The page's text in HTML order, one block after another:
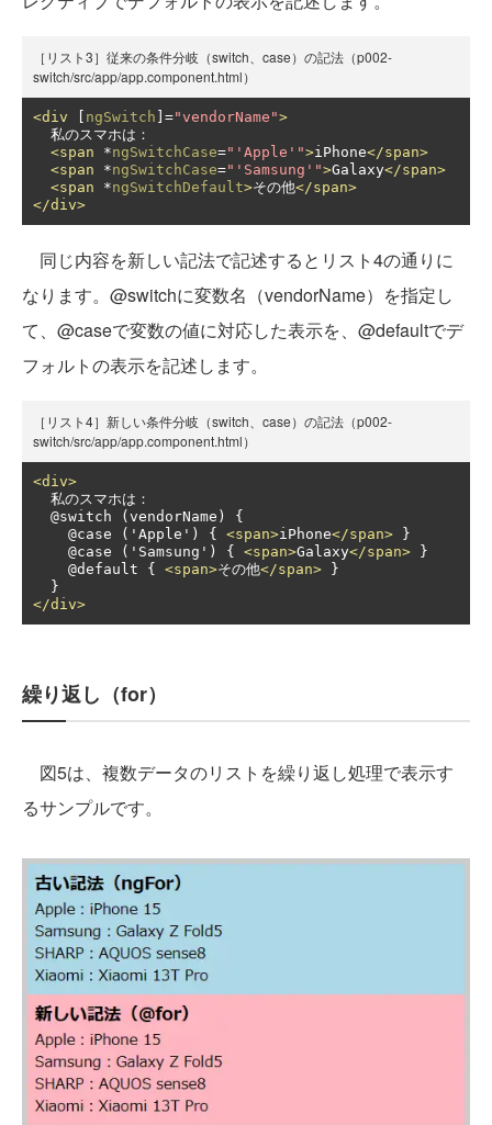
［リスト3］従来の条件分岐（switch、case）の記法（p002-
switch/src/app/app.component.html）
<div ngSwitch ="vendorName">
<span *ngSwitchCase="'Apple'">iPhone</span>
<span *ngSwitchCase="'Samsung'">Galaxy</span>
<span *ngSwitchDefault>その他</span>
</div>
同じ内容を新しい記法で記述するとリスト4の通りに
なります。@switchに変数名（vendorName）を指定し
て、@caseで変数の値に対応した表示を、@defaultでデ
フォルトの表示を記述します。
［リスト4］新しい条件分岐（switch、case）の記法（p002-
switch/src/app/app.component.html）
<div>
    @case ('Apple') {
<span>iPhone</span> }
    @case ('Samsung') {
<span>Galaxy</span> }
    @default {
<span>その他</span> }
</div>
繰り返し（for）
図5は、複数データのリストを繰り返し処理で表示す
るサンプルです。